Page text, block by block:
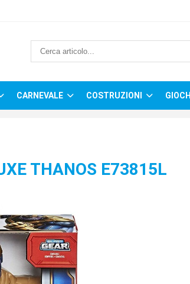
CARNEVALE COSTRUZIONI GIOCHI
THANOS E73815L